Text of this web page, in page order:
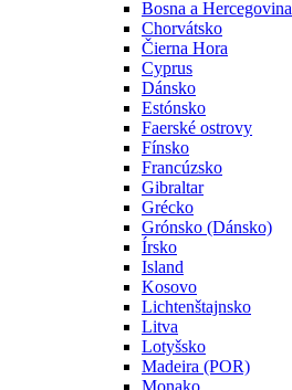
Bosna a Hercegovina
Chorvátsko
Čierna Hora
Cyprus
Dánsko
Estónsko
Faerské ostrovy
Fínsko
Francúzsko
Gibraltar
Grécko
Grónsko (Dánsko)
Írsko
Island
Kosovo
Lichtenštajnsko
Litva
Lotyšsko
Madeira (POR)
Monako